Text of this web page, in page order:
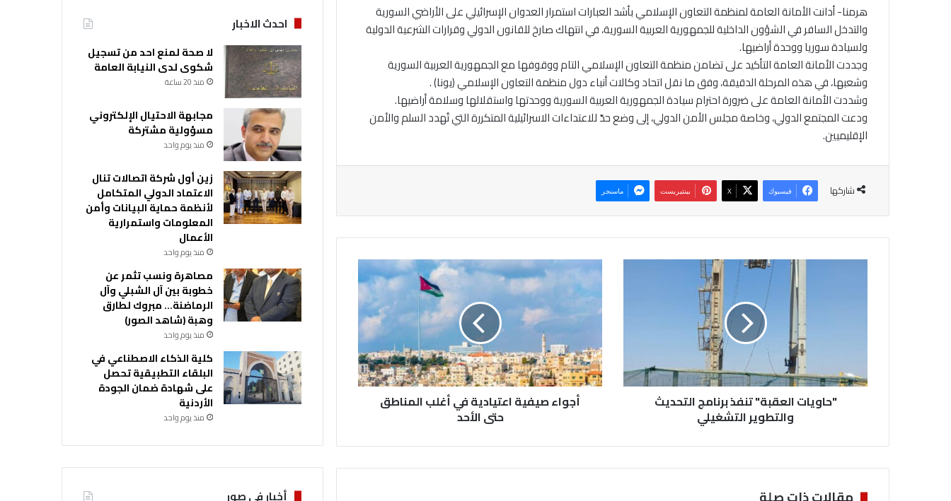
هرمنا- أدانت الأمانة العامة لمنظمة التعاون الإسلامي بأشد العبارات استمرار العدوان الإسرائيلي على الأراضي السورية
والتدخل السافر في الشؤون الداخلية للجمهورية العربية السورية، في انتهاك صارخ للقانون الدولي وقرارات الشرعية الدولية
ولسيادة سوريا ووحدة أراضيها.
وجددت الأمانة العامة التأكيد على تضامن منظمة التعاون الإسلامي التام ووقوفها مع الجمهورية العربية السورية
وشعبها، في هذه المرحلة الدقيقة، وفق ما نقل اتحاد وكالات أنباء دول منظمة التعاون الإسلامي (يونا) .
وشددت الأمانة العامة على ضرورة احترام سيادة الجمهورية العربية السورية ووحدتها واستقلالها وسلامة أراضيها.
ودعت المجتمع الدولي، وخاصة مجلس الأمن الدولي، إلى وضع حدّ للاعتداءات الاسرائيلية المتكررة التي تُهدد السلم والأمن
الإقليميين.
شاركها فيسبوك ‫X بينتيريست ماسنجر
ل
ة
ت
ن
"حاويات العقبة" تنفذ برنامج التحديث
والتطوير التشغيلي
ج
و
ا
ي
ف
ي
ت
ا
أجواء صيفية اعتيادية في أغلب المناطق
حتى الأحد
احدث الاخبار
لا صحة لمنع احد من تسجيل
شكوى لدى النيابة العامة
منذ 20 ساعة
مجابهة الاحتيال الإلكتروني
مسؤولية مشتركة
منذ يوم واحد
زين أول شركة اتصالات تنال
الاعتماد الدولي المتكامل
لأنظمة حماية البيانات وأمن
المعلومات واستمرارية
الأعمال
منذ يوم واحد
مصاهرة ونسب تثمر عن
خطوبة بين آل الشبلي وآل
الرماضنة… مبروك لطارق
وهبة (شاهد الصور)
منذ يوم واحد
كلية الذكاء الاصطناعي في
البلقاء التطبيقية تحصل
على شهادة ضمان الجودة
الأردنية
منذ يوم واحد
أخبار في صور